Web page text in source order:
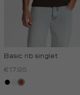
Basic rib singlet
€17.95
zwart
wit,bruin